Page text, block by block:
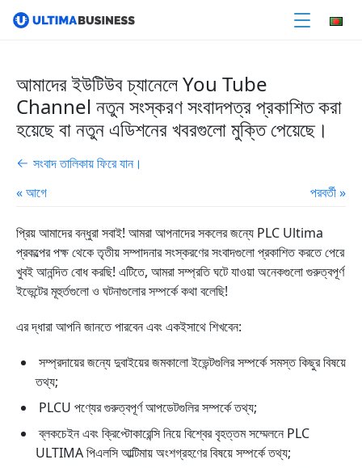
আমাদের ইউটিউব চ্যানেলে You Tube
Channel নতুন সংস্করণ সংবাদপত্র প্রকাশিত করা
হয়েছে বা নতুন এডিশনের খবরগুলো মুক্তি পেয়েছে।
সংবাদ তালিকায় ফিরে যান।
« আগে
পরবর্তী »
প্রিয় আমাদের বন্ধুরা সবাই! আমরা আপনাদের সকলের জন্যে PLC Ultima
প্রকল্পের পক্ষ থেকে তৃতীয় সম্পাদনার সংস্করণের সংবাদগুলো প্রকাশিত করতে পেরে
খুবই আনন্দিত বোধ করছি! এটিতে, আমরা সম্প্রতি ঘটে যাওয়া অনেকগুলো গুরুত্বপূর্ণ
ইভেন্টের মূহুর্তগুলো ও ঘটনাগুলোর সম্পর্কে কথা বলেছি!
এর দ্ধারা আপনি জানতে পারবেন এবং একইসাথে শিখবেন:
সম্প্রদায়ের জন্যে দুবাইয়ের জমকালো ইভেন্টগুলির সম্পর্কে সমস্ত কিছুর বিষয়ে
তথ্য;
PLCU পণ্যের গুরুত্বপূর্ণ আপডেটগুলির সম্পর্কে তথ্য;
ব্লকচেইন এবং ক্রিপ্টোকারেন্সি নিয়ে বিশ্বের বৃহত্তম সম্মেলনে PLC
ULTIMA পিএলসি আল্টিমায় অংশগ্রহণের বিষয়ে সম্পর্কে তথ্য;